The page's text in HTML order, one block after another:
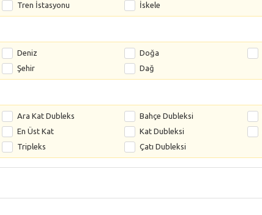
Tren İstasyonu İskele
Deniz Doğa
Şehir Dağ
Ara Kat Dubleks Bahçe Dubleksi
En Üst Kat Kat Dubleksi
Tripleks Çatı Dubleksi